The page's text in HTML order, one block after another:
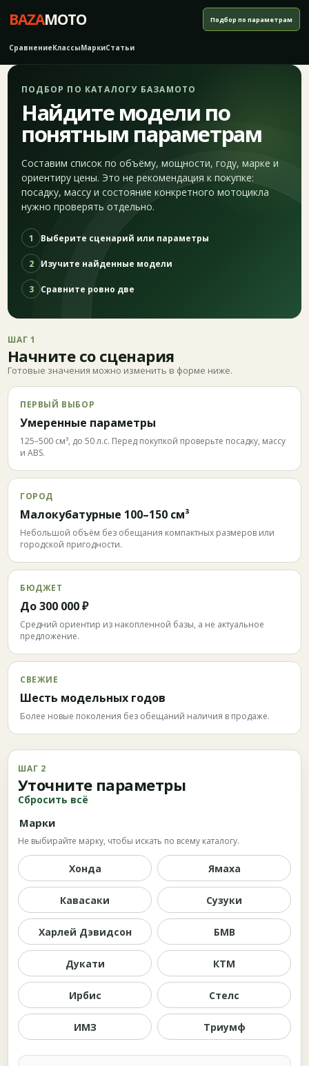
BAZAMOTO
СравнениеКлассыМаркиСтатьи
Подбор по параметрам
ПОДБОР ПО КАТАЛОГУ БАЗАМОТО
Найдите модели по
понятным параметрам
Составим список по объёму, мощности, году, марке и
ориентиру цены. Это не рекомендация к покупке:
посадку, массу и состояние конкретного мотоцикла
нужно проверять отдельно.
1 Выберите сценарий или параметры
2 Изучите найденные модели
3 Сравните ровно две
ШАГ 1
Начните со сценария
Готовые значения можно изменить в форме ниже.
ПЕРВЫЙ ВЫБОР
Умеренные параметры
125–500 см³, до 50 л.с. Перед покупкой проверьте посадку, массу
и ABS.
ГОРОД
Малокубатурные 100–150 см³
Небольшой объём без обещания компактных размеров или
городской пригодности.
БЮДЖЕТ
До 300 000 ₽
Средний ориентир из накопленной базы, а не актуальное
предложение.
СВЕЖИЕ
Шесть модельных годов
Более новые поколения без обещаний наличия в продаже.
ШАГ 2
Уточните параметры
Сбросить всё
Марки
Не выбирайте марку, чтобы искать по всему каталогу.
Хонда Ямаха
Кавасаки Сузуки
Харлей Дэвидсон БМВ
Дукати КТМ
Ирбис Стелс
ИМЗ Триумф